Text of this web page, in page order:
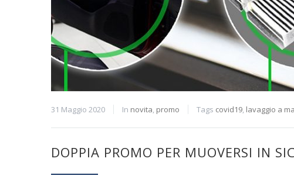
31 Maggio 2020 In novita, promo Tags covid19, lavaggio a
DOPPIA PROMO PER MUOVERSI IN